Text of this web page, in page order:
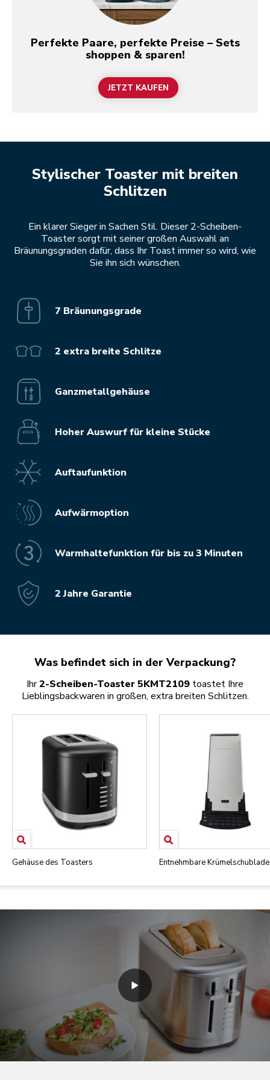
Perfekte Paare, perfekte Preise – Sets
shoppen & sparen!
JETZT KAUFEN
Stylischer Toaster mit breiten
Schlitzen
Ein klarer Sieger in Sachen Stil. Dieser 2-Scheiben-
Toaster sorgt mit seiner großen Auswahl an
Bräunungsgraden dafür, dass Ihr Toast immer so wird, wie
Sie ihn sich wünschen.
7 Bräunungsgrade
2 extra breite Schlitze
Ganzmetallgehäuse
Hoher Auswurf für kleine Stücke
Auftaufunktion
Aufwärmoption
Warmhaltefunktion für bis zu 3 Minuten
2 Jahre Garantie
Was befindet sich in der Verpackung?
Ihr2-Scheiben-Toaster 5KMT2109 toastet Ihre
Lieblingsbackwaren in großen, extra breiten Schlitzen.
Gehäuse des Toasters Entnehmbare Krümelschublade